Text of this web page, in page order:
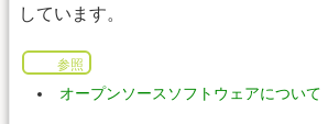
しています。
参照
オープンソースソフトウェアについて